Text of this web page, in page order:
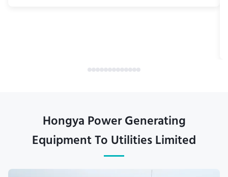
Hongya Power Generating
Equipment To Utilities Limited